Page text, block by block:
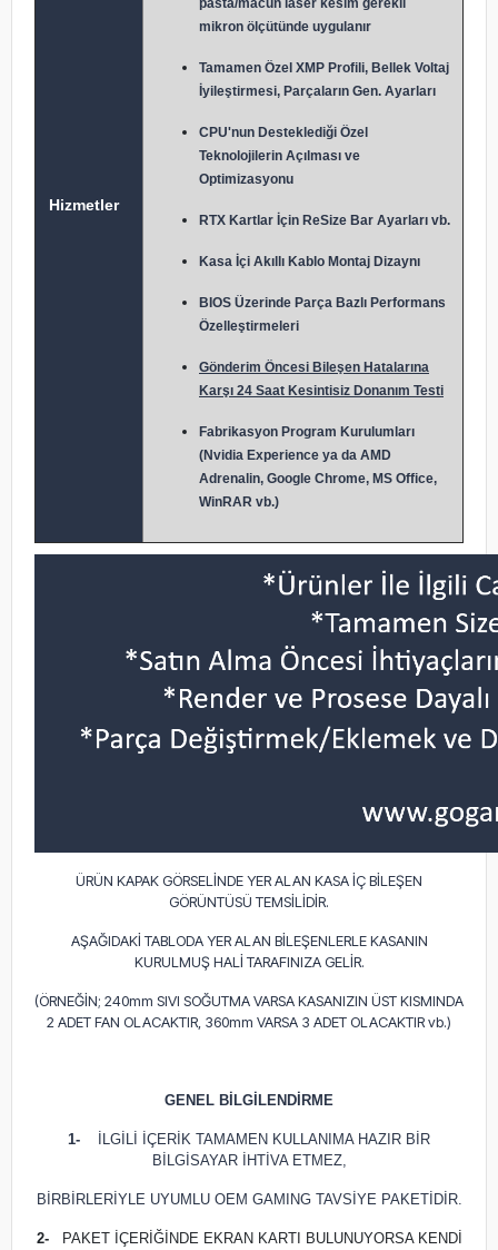
Hizmetler
pasta/macun laser kesim gerekli
mikron ölçütünde uygulanır
Tamamen Özel XMP Profili, Bellek Voltaj
İyileştirmesi, Parçaların Gen. Ayarları
CPU'nun Desteklediği Özel
Teknolojilerin Açılması ve
Optimizasyonu
RTX Kartlar İçin ReSize Bar Ayarları vb.
Kasa İçi Akıllı Kablo Montaj Dizaynı
BIOS Üzerinde Parça Bazlı Performans
Özelleştirmeleri
Gönderim Öncesi Bileşen Hatalarına
Karşı 24 Saat Kesintisiz Donanım Testi
Fabrikasyon Program Kurulumları
(Nvidia Experience ya da AMD
Adrenalin, Google Chrome, MS Office,
WinRAR vb.)
ÜRÜN KAPAK GÖRSELİNDE YER ALAN KASA İÇ BİLEŞEN
GÖRÜNTÜSÜ TEMSİLİDİR.
AŞAĞIDAKİ TABLODA YER ALAN BİLEŞENLERLE KASANIN
KURULMUŞ HALİ TARAFINIZA GELİR.
(ÖRNEĞİN; 240mm SIVI SOĞUTMA VARSA KASANIZIN ÜST KISMINDA
2 ADET FAN OLACAKTIR, 360mm VARSA 3 ADET OLACAKTIR vb.)
GENEL BİLGİLENDİRME
1-
İLGİLİ İÇERİK TAMAMEN KULLANIMA HAZIR BİR
BİLGİSAYAR İHTİVA ETMEZ,
BİRBİRLERİYLE UYUMLU OEM GAMING TAVSİYE PAKETİDİR.
2-
PAKET İÇERİĞİNDE EKRAN KARTI BULUNUYORSA KENDİ